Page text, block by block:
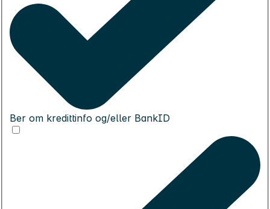
Ber om kredittinfo og/eller BankID